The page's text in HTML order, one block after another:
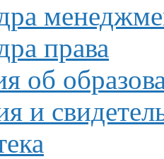
права
об
и